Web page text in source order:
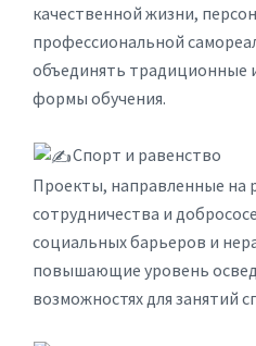
качественной жизни,
профессиональной
объединять традиционные
формы обучения.
Спорт и равенство
Проекты, направленные на
сотрудничества и
социальных барьеров и
повышающие уровень
возможностях для занятий